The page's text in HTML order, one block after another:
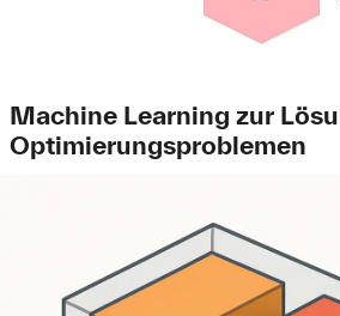
Machine Learning zur
Optimierungsproblemen